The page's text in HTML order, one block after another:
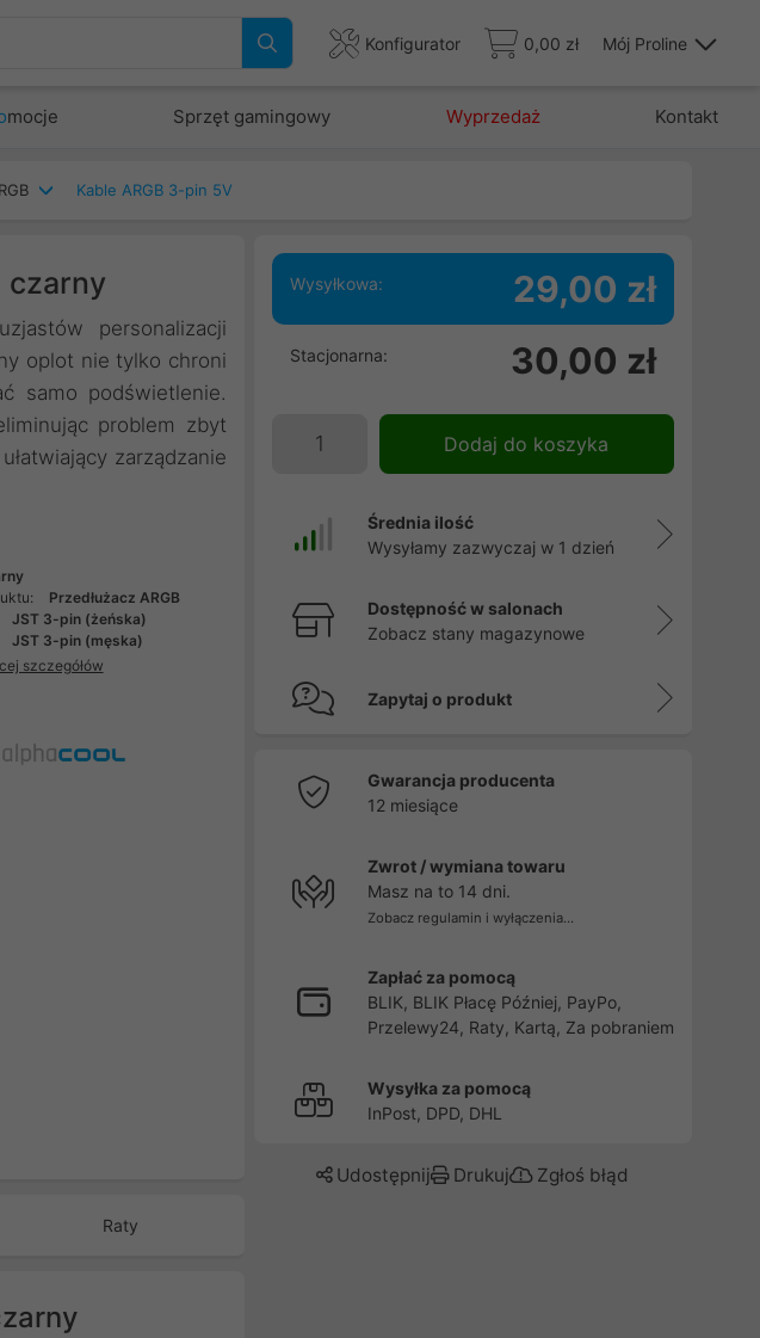
Konfigurator 0,00 zł Mój Proline
mocje Sprzęt gamingowy Wyprzedaż Kontakt
Kable ARGB 3-pin 5V
czarny
personalizacji
oplot nie tylko chroni
samo podświetlenie.
problem zbyt
zarządzanie
Przedłużacz ARGB
JST 3-pin (żeńska)
JST 3-pin (męska)
szczegółów
Raty
Wysyłkowa: 29,00 zł
Stacjonarna: 30,00 zł
Dodaj do koszyka
Średnia ilość
Wysyłamy zazwyczaj w 1 dzień
Dostępność w salonach
Zobacz stany magazynowe
Zapytaj o produkt
Gwarancja producenta
12 miesiące
Zwrot / wymiana towaru
Masz na to 14 dni.
Zobacz regulamin i wyłączenia...
Zapłać za pomocą
BLIK, BLIK Płacę Później, PayPo,
Przelewy24, Raty, Kartą, Za pobraniem
Wysyłka za pomocą
InPost, DPD, DHL
Udostępnij Drukuj Zgłoś błąd